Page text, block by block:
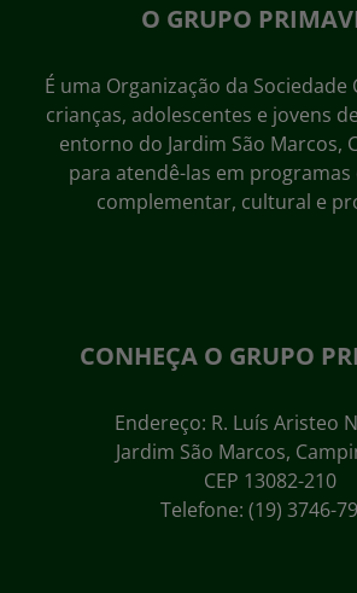
O GRUPO
É uma Organização da Sociedade
crianças, adolescentes e jovens
entorno do Jardim São Marcos,
para atendê-las em programas
complementar, cultural e
CONHEÇA O GRUPO
Endereço: R. Luís Aristeo
Jardim São Marcos,
CEP 13082-210
Telefone: (19) 3746-